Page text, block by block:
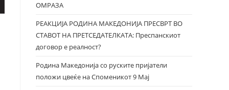
ОМРАЗА
РЕАКЦИЈА РОДИНА МАКЕДОНИЈА ПРЕСВРТ ВО
СТАВОТ НА ПРЕТСЕДАТЕЛКАТА: Преспанскиот
договор е реалност?
Родина Македонија со руските пријатели
положи цвеќе на Споменикот 9 Мај